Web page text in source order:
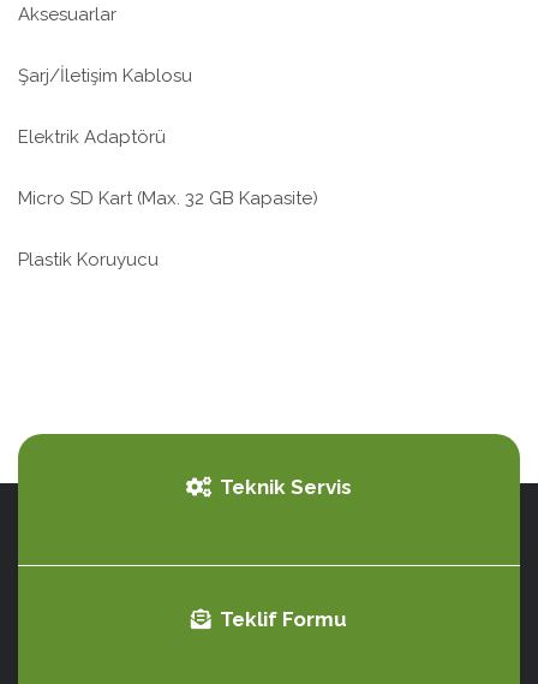
Aksesuarlar
Şarj/İletişim Kablosu
Elektrik Adaptörü
Micro SD Kart (Max. 32 GB Kapasite)
Plastik Koruyucu
Teknik Servis
Teklif Formu